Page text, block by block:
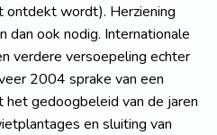
ontdekt wordt). Herziening
dan ook nodig. Internationale
verdere versoepeling echter
2004 sprake van een
gedoogbeleid van de jaren
en sluiting van